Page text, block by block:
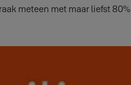
meteen met maar liefst 80%